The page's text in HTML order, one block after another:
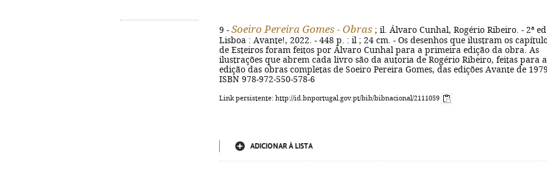
9 - Soeiro Pereira Gomes - Obras ; il. Álvaro Cunhal, Rogério Ribeiro. - 2ª
Lisboa : Avante!, 2022. - 448 p. : il ; 24 cm. - Os desenhos que ilustram os
de Esteiros foram feitos por Álvaro Cunhal para a primeira edição da obra. As
ilustrações que abrem cada livro são da autoria de Rogério Ribeiro, feitas para a
edição das obras completas de Soeiro Pereira Gomes, das edições Avante de
ISBN 978-972-550-578-6
Link persistente: http://id.bnportugal.gov.pt/bib/bibnacional/2111059
ADICIONAR À LISTA